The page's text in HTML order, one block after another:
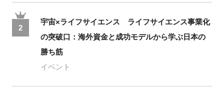
2
宇宙×ライフサイエンス ライフサイエンス事業化
の突破口：海外資金と成功モデルから学ぶ日本の
勝ち筋
イベント